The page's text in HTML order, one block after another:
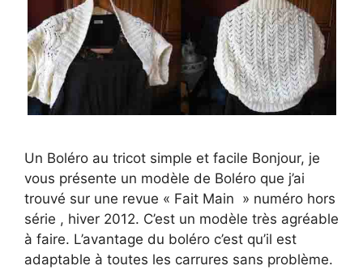
Un Boléro au tricot simple et facile Bonjour, je
vous présente un modèle de Boléro que j’ai
trouvé sur une revue « Fait Main » numéro hors
série , hiver 2012. C’est un modèle très agréable
à faire. L’avantage du boléro c’est qu’il est
adaptable à toutes les carrures sans problème.